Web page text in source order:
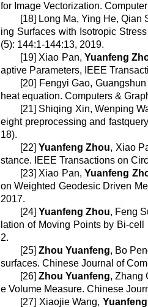
for Image Vectorization.
[18] Long Ma, Ying He, Qian
ing Surfaces with Isotropic
(5): 144:1-144:13, 2019.
[19] Xiao Pan, Yuanfeng
aptive Parameters,
IEEE
[20] Fengyi Gao,
heat equation. Computers &
[21] Shiqing Xin, Wenping
eight preprocessing and
18).
[22] Yuanfeng Zhou, Xiao
stance.
IEEE Transactions on
[23] Xiao Pan,Yuanfeng
on Weighted Geodesic Driven
2017.
[24]Yuanfeng Zhou, Feng
lation of Moving Points by Bi-cell
2.
[25]Zhou Yuanfeng, Bo
surfaces. Chinese Journal of
[26] Zhou Yuanfeng, Zhang
e Volume Measure. Chinese
[27] Xiaojie Wang,